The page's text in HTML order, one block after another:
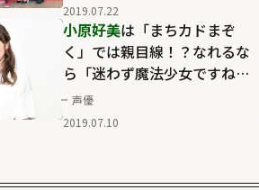
2019.07.22
小原好美は「まちカドまぞ
く」では親目線！？なれるな
ら「迷わず魔法少女ですね
(笑)」
声優
2019.07.10